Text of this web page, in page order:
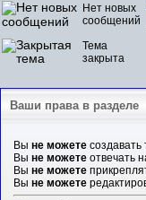
Нет новых
сообщений
Тема
закрыта
Ваши права в разделе
Вы не можетесоздавать
Вы не можетеотвечать
Вы не можете
Вы не можете